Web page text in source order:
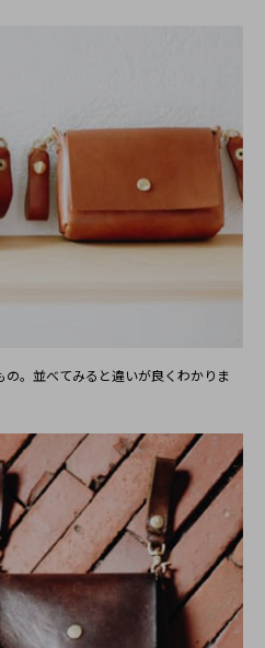
のご利用を心よりお待ちして
きまして、ありがとうござい
入ってます。ウォレット等
あったので、またよろしくお
選びいただき、誠にありがと
て素敵にアレンジしていただ
。並べてみると違いが良くわかりま